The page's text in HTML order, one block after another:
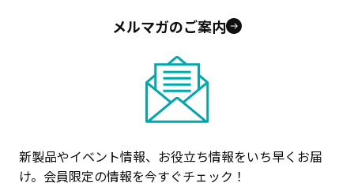
メルマガのご案内
新製品やイベント情報、お役立ち情報をいち早くお届
け。会員限定の情報を今すぐチェック！